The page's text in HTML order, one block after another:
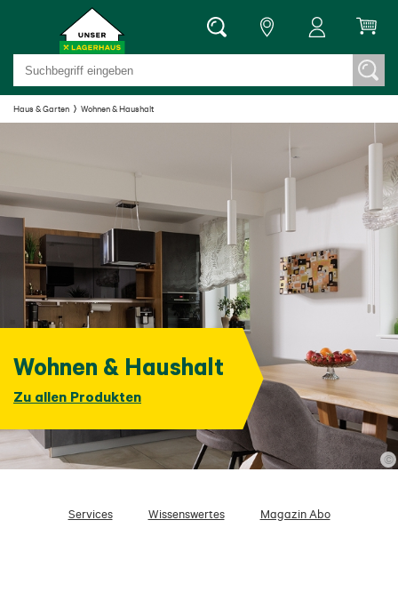
Haus & Garten Wohnen & Haushalt
©
Wohnen & Haushalt
Zu allen Produkten
Services Wissenswertes Magazin Abo